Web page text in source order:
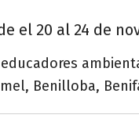
el 20 al 24 de
Benilloba,